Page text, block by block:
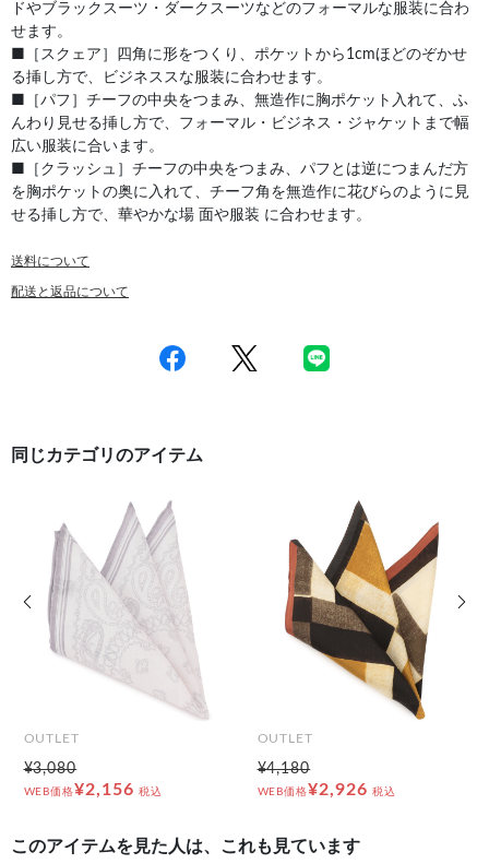
ドやブラックスーツ・ダークスーツなどのフォーマルな服装に合わ
せます。
■［スクェア］四角に形をつくり、ポケットから1cmほどのぞかせ
る挿し方で、ビジネススな服装に合わせます。
■［パフ］チーフの中央をつまみ、無造作に胸ポケット入れて、ふ
んわり見せる挿し方で、フォーマル・ビジネス・ジャケットまで幅
広い服装に合います。
■［クラッシュ］チーフの中央をつまみ、パフとは逆につまんだ方
を胸ポケットの奥に入れて、チーフ角を無造作に花びらのように見
せる挿し方で、華やかな場 面や服装 に合わせます。
送料について
配送と返品について
同じカテゴリのアイテム
OUTLET
¥3,080
WEB価格¥2,156 税込
OUTLET
¥4,180
WEB価格¥2,926 税込
前の画像
このアイテムを見た人は、これも見ています